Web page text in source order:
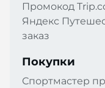
Промокод
Яндекс
заказ
Покупки
Спортмастер